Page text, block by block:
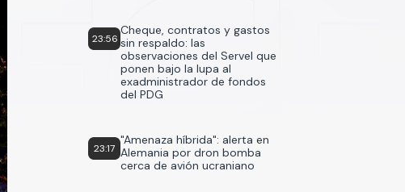
23:56
Cheque, contratos y gastos
sin respaldo: las
observaciones del Servel que
ponen bajo la lupa al
exadministrador de fondos
del PDG
23:17
"Amenaza híbrida": alerta en
Alemania por dron bomba
cerca de avión ucraniano